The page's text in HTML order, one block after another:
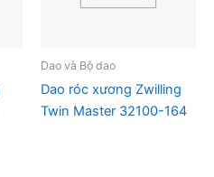
Dao và Bộ dao
Dao róc xương Zwilling
Twin Master 32100-164